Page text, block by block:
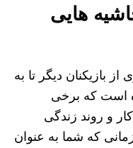
هایی
از بازیکنان دیگر تا به
است که برخی
و روند زندگی
که شما به عنوان